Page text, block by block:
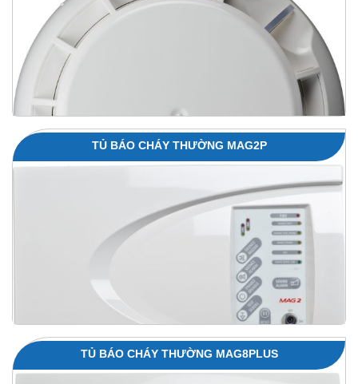
TỦ BÁO CHÁY THƯỜNG MAG2P
TỦ BÁO CHÁY THƯỜNG MAG8PLUS